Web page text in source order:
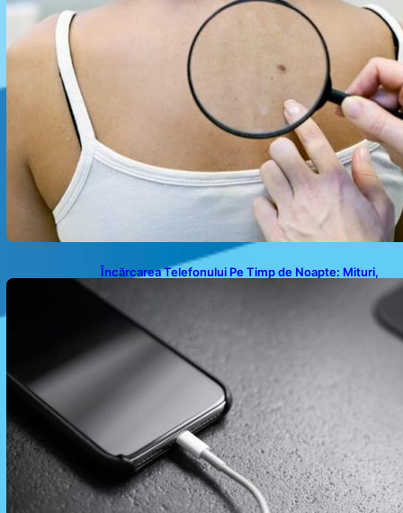
Încărcarea Telefonului Pe Timp de Noapte: Mituri,